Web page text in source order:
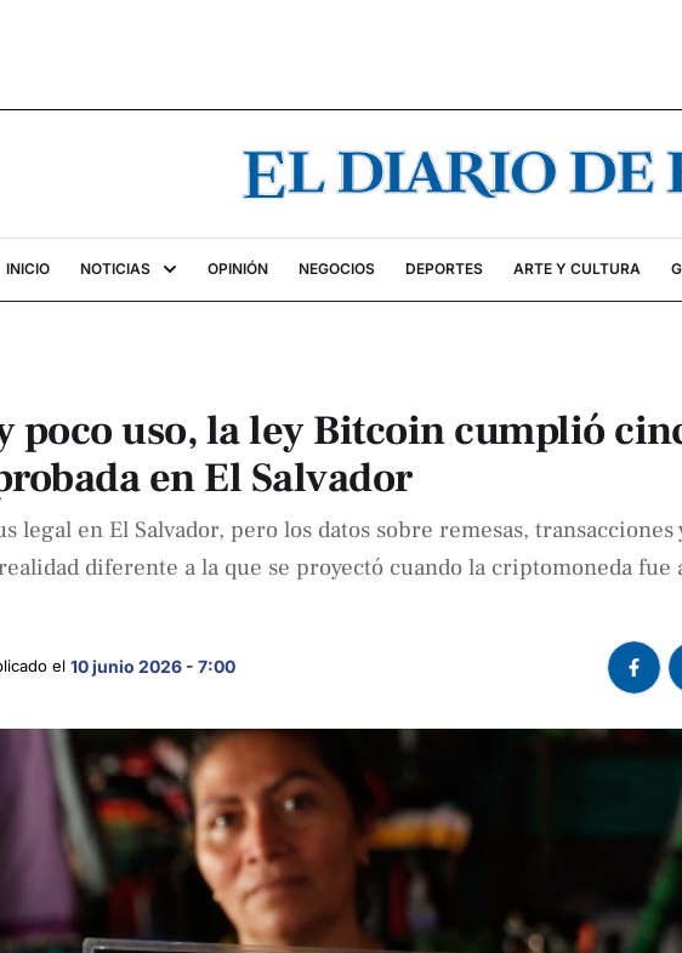
INICIO NOTICIAS OPINIÓN NEGOCIOS DEPORTES ARTE Y CULTURA
poco uso, la ley Bitcoin cumplió
en El Salvador
legal en El Salvador, pero los datos sobre remesas,
diferente a la que se proyectó cuando la criptomoneda fue
el 10 junio 2026 - 7:00